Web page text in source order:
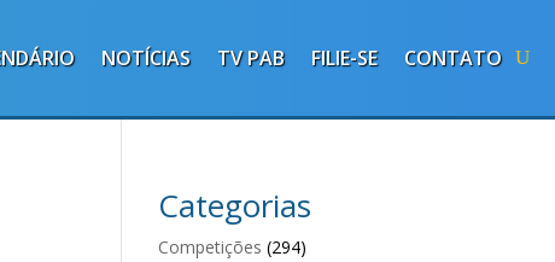
NOTÍCIAS TV PAB FILIE-SE CONTATO
Categorias
Competições (294)